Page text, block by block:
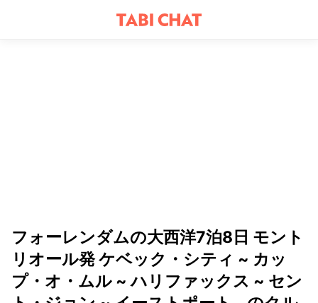
フォーレンダムの大西洋7泊8日 モント
リオール発 ケベック・シティ ~ カッ
プ・オ・ムル ~ ハリファックス ~ セン